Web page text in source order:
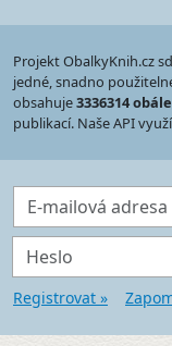
Projekt ObalkyKnih.cz
jedné, snadno
obsahuje3336314
publikací. Naše API
E-mailová adresa
Heslo
Registrovat »